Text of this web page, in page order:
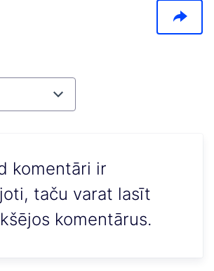
komentāri ir
taču varat lasīt
komentārus.